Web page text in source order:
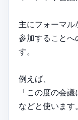
主にフォーマル
参加することへ
す。
例えば、
「この度の会
などと使います。